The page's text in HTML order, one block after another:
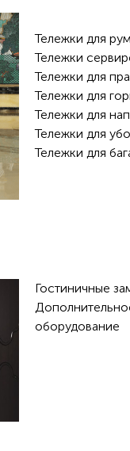
Тележки для
Тележки
Тележки для
Тележки для
Тележки для
Тележки для
Тележки для
Гостиничные
оборудование